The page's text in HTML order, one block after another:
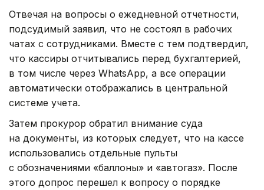
Отвечая на вопросы о ежедневной отчетности,
подсудимый заявил, что не состоял в рабочих
чатах с сотрудниками. Вместе с тем подтвердил,
что кассиры отчитывались перед бухгалтерией,
в том числе через WhatsApp, а все операции
автоматически отображались в центральной
системе учета.
Затем прокурор обратил внимание суда
на документы, из которых следует, что на кассе
использовались отдельные пульты
с обозначениями «баллоны» и «автогаз». После
этого допрос перешел к вопросу о порядке